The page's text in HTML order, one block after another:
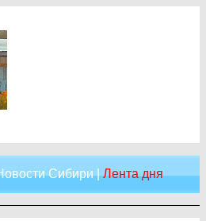
Сибири|Лента дня